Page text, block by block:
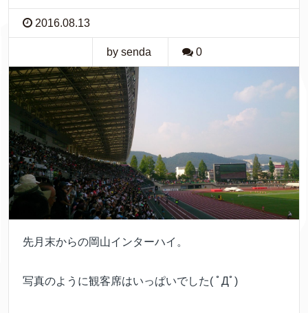
2016.08.13
by senda 0
先月末からの岡山インターハイ。
写真のように観客席はいっぱいでした( ﾟДﾟ)